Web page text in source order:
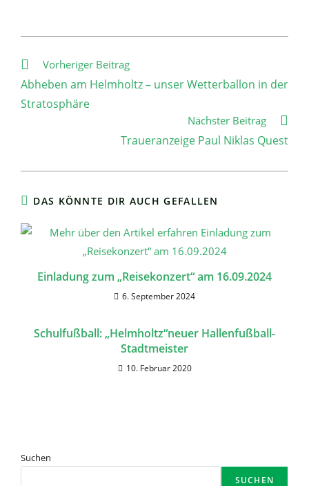
Weitere
Artikel
ansehen
Vorheriger Beitrag
Abheben am Helmholtz – unser Wetterballon in der
Stratosphäre
Nächster Beitrag
Traueranzeige Paul Niklas Quest
DAS KÖNNTE DIR AUCH GEFALLEN
Einladung zum „Reisekonzert“ am 16.09.2024
6. September 2024
Schulfußball: „Helmholtz“neuer Hallenfußball-
Stadtmeister
10. Februar 2020
Suchen
SUCHEN